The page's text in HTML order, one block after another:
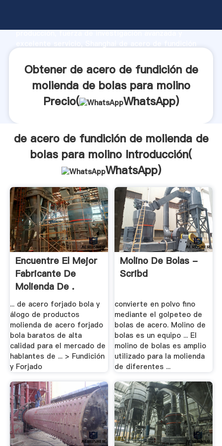
producción, fuerza de investigación avanzada y
valor y aporta valores a todos los clientes.
Obtener de acero de fundición de
molienda de bolas para molino
Precio(
WhatsApp)
de acero de fundición de molienda de
bolas para molino Introducción(
WhatsApp)
Encuentre El Mejor
Fabricante De
Molienda De .
... de acero forjado bola y
álogo de productos
molienda de acero forjado
bola baratos de alta
calidad para el mercado de
hablantes de ... > Fundición
y Forjado
Molino De Bolas -
Scribd
convierte en polvo fino
mediante el golpeteo de
bolas de acero. Molino de
bolas es un equipo ... El
molino de bolas es amplio
utilizado para la molienda
de diferentes ...